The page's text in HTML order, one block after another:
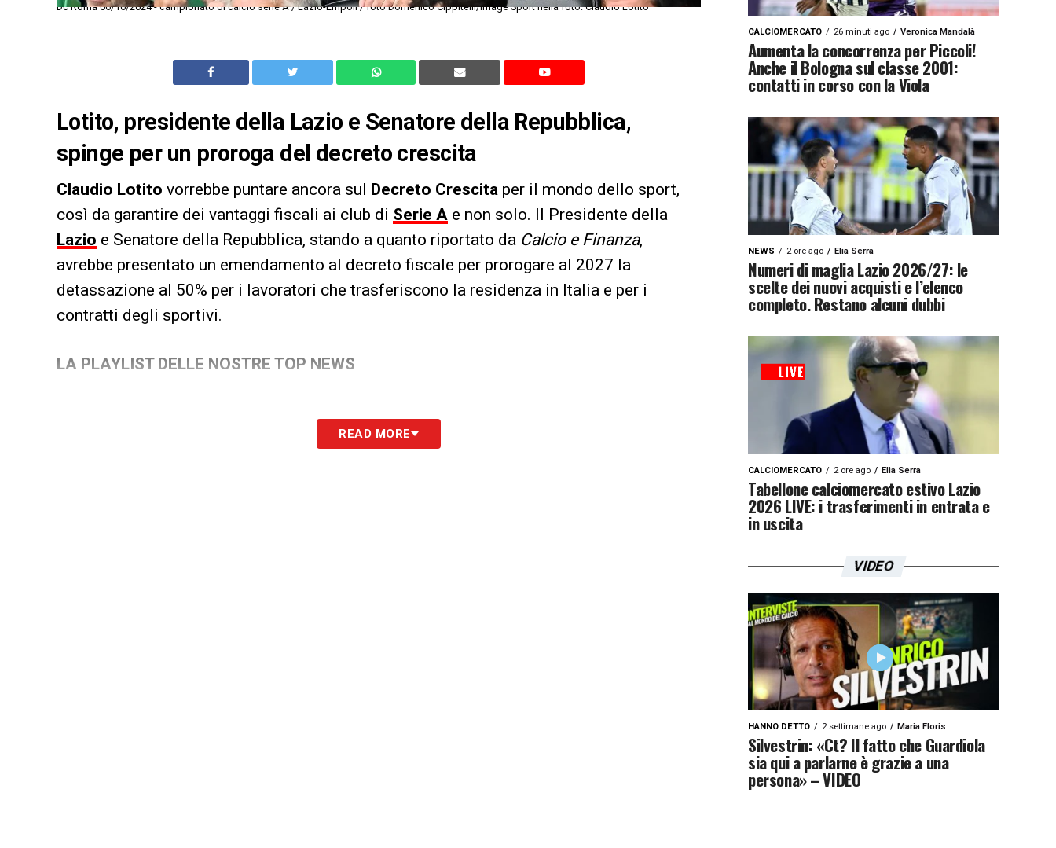
Dc Roma 06/10/2024 - campionato di calcio serie A / Lazio-Empoli / foto Domenico Cippitelli/Image Sport nella foto: Claudio Lotito
Lotito, presidente della Lazio e Senatore della Repubblica,
spinge per un proroga del decreto crescita
Claudio Lotito vorrebbe puntare ancora sul Decreto Crescita per il mondo dello sport,
così da garantire dei vantaggi fiscali ai club di Serie A e non solo. Il Presidente della
Lazio e Senatore della Repubblica, stando a quanto riportato da Calcio e Finanza,
avrebbe presentato un emendamento al decreto fiscale per prorogare al 2027 la
detassazione al 50% per i lavoratori che trasferiscono la residenza in Italia e per i
contratti degli sportivi.
LA PLAYLIST DELLE NOSTRE TOP NEWS
READ MORE
CALCIOMERCATO 26 minuti ago Veronica Mandalà
Aumenta la concorrenza per Piccoli!
Anche il Bologna sul classe 2001:
contatti in corso con la Viola
NEWS 2 ore ago Elia Serra
Numeri di maglia Lazio 2026/27: le
scelte dei nuovi acquisti e l’elenco
completo. Restano alcuni dubbi
CALCIOMERCATO 2 ore ago Elia Serra
Tabellone calciomercato estivo Lazio
2026 LIVE: i trasferimenti in entrata e
in uscita
VIDEO
HANNO DETTO 2 settimane ago Maria Floris
Silvestrin: «Ct? Il fatto che Guardiola
sia qui a parlarne è grazie a una
persona» – VIDEO